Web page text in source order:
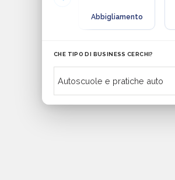
Abbigliamento
CHE TIPO DI BUSINESS CERCHI?